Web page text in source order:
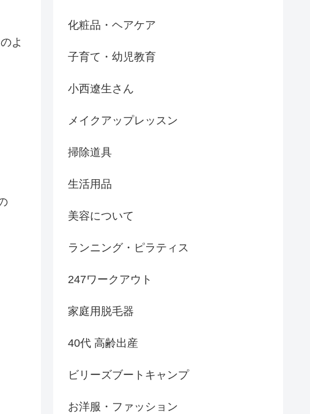
よ
化粧品・ヘアケア
子育て・幼児教育
小西遼生さん
メイクアップレッスン
掃除道具
生活用品
美容について
ランニング・ピラティス
247ワークアウト
家庭用脱毛器
40代 高齢出産
ビリーズブートキャンプ
お洋服・ファッション